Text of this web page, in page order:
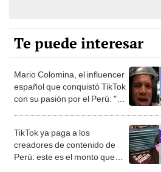
Te puede interesar
Mario Colomina, el influencer
español que conquistó TikTok
con su pasión por el Perú: "Mi
TikTok ya paga a los
creadores de contenido de
Perú: este es el monto que